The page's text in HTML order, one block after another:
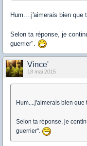
Hum....j'aimerais bien que
Selon ta réponse, je
guerrier".
Vince'
18 mai 2015
Hum....j'aimerais bien que
Selon ta réponse, je
guerrier".